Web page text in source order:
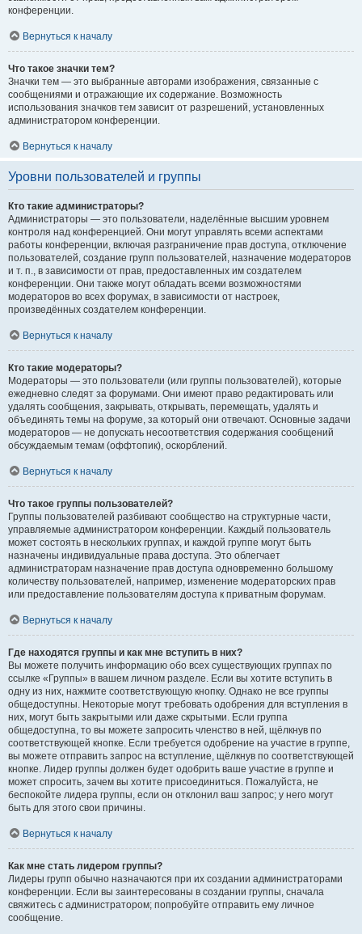
конференции.
Вернуться к началу
Что такое значки тем?
Значки тем — это выбранные авторами изображения, связанные с
сообщениями и отражающие их содержание. Возможность
использования значков тем зависит от разрешений, установленных
администратором конференции.
Вернуться к началу
Уровни пользователей и группы
Кто такие администраторы?
Администраторы — это пользователи, наделённые высшим уровнем
контроля над конференцией. Они могут управлять всеми аспектами
работы конференции, включая разграничение прав доступа, отключение
пользователей, создание групп пользователей, назначение модераторов
и т. п., в зависимости от прав, предоставленных им создателем
конференции. Они также могут обладать всеми возможностями
модераторов во всех форумах, в зависимости от настроек,
произведённых создателем конференции.
Вернуться к началу
Кто такие модераторы?
Модераторы — это пользователи (или группы пользователей), которые
ежедневно следят за форумами. Они имеют право редактировать или
удалять сообщения, закрывать, открывать, перемещать, удалять и
объединять темы на форуме, за который они отвечают. Основные задачи
модераторов — не допускать несоответствия содержания сообщений
обсуждаемым темам (оффтопик), оскорблений.
Вернуться к началу
Что такое группы пользователей?
Группы пользователей разбивают сообщество на структурные части,
управляемые администратором конференции. Каждый пользователь
может состоять в нескольких группах, и каждой группе могут быть
назначены индивидуальные права доступа. Это облегчает
администраторам назначение прав доступа одновременно большому
количеству пользователей, например, изменение модераторских прав
или предоставление пользователям доступа к приватным форумам.
Вернуться к началу
Где находятся группы и как мне вступить в них?
Вы можете получить информацию обо всех существующих группах по
ссылке «Группы» в вашем личном разделе. Если вы хотите вступить в
одну из них, нажмите соответствующую кнопку. Однако не все группы
общедоступны. Некоторые могут требовать одобрения для вступления в
них, могут быть закрытыми или даже скрытыми. Если группа
общедоступна, то вы можете запросить членство в ней, щёлкнув по
соответствующей кнопке. Если требуется одобрение на участие в группе,
вы можете отправить запрос на вступление, щёлкнув по соответствующей
кнопке. Лидер группы должен будет одобрить ваше участие в группе и
может спросить, зачем вы хотите присоединиться. Пожалуйста, не
беспокойте лидера группы, если он отклонил ваш запрос; у него могут
быть для этого свои причины.
Вернуться к началу
Как мне стать лидером группы?
Лидеры групп обычно назначаются при их создании администраторами
конференции. Если вы заинтересованы в создании группы, сначала
свяжитесь с администратором; попробуйте отправить ему личное
сообщение.